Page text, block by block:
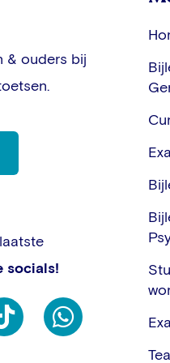
& ouders bij
socials!